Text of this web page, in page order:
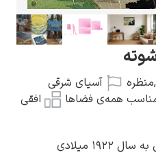
آسیای شرقی
همه‌ی فضاها
افقی